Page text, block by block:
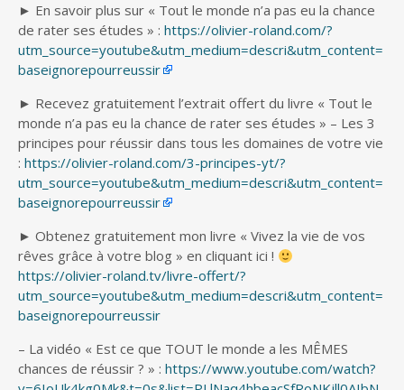
► En savoir plus sur « Tout le monde n’a pas eu la chance
de rater ses études » : https://olivier-roland.com/?
utm_source=youtube&utm_medium=descri&utm_content=
baseignorepourreussir
► Recevez gratuitement l’extrait offert du livre « Tout le
monde n’a pas eu la chance de rater ses études » – Les 3
principes pour réussir dans tous les domaines de votre vie
: https://olivier-roland.com/3-principes-yt/?
utm_source=youtube&utm_medium=descri&utm_content=
baseignorepourreussir
► Obtenez gratuitement mon livre « Vivez la vie de vos
rêves grâce à votre blog » en cliquant ici !
https://olivier-roland.tv/livre-offert/?
utm_source=youtube&utm_medium=descri&utm_content=
baseignorepourreussir
– La vidéo « Est ce que TOUT le monde a les MÊMES
chances de réussir ? » : https://www.youtube.com/watch?